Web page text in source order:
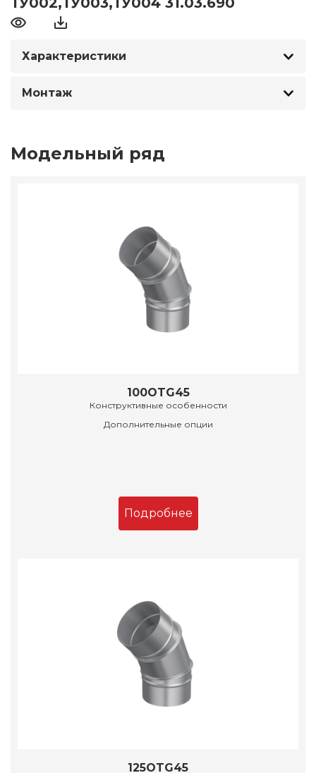
Характеристики
Монтаж
Модельный ряд
100OTG45
Конструктивные особенности
Дополнительные опции
Подробнее
125OTG45